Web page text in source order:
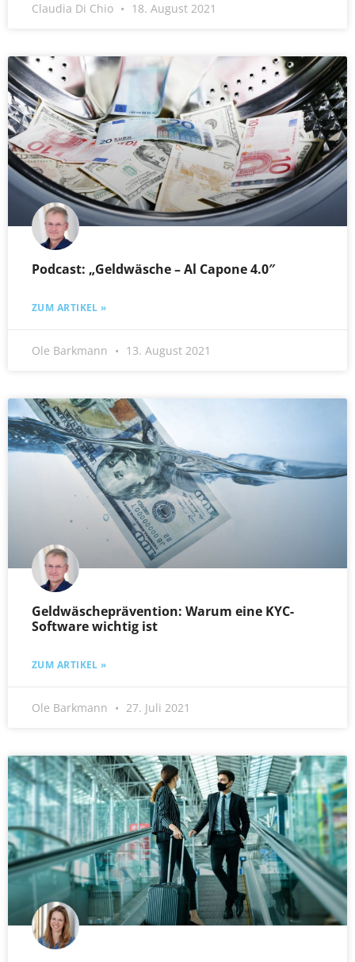
Claudia Di Chio 18. August 2021
Podcast: „Geldwäsche – Al Capone 4.0″
ZUM ARTIKEL »
Ole Barkmann 13. August 2021
Geldwäscheprävention: Warum eine KYC-
Software wichtig ist
ZUM ARTIKEL »
Ole Barkmann 27. Juli 2021